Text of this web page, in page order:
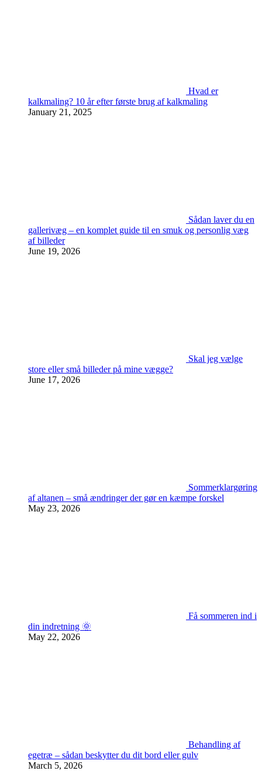
Hvad er
kalkmaling? 10 år efter første brug af kalkmaling
January 21, 2025
Sådan laver du en
gallerivæg – en komplet guide til en smuk og personlig væg
af billeder
June 19, 2026
Skal jeg vælge
store eller små billeder på mine vægge?
June 17, 2026
Sommerklargøring
af altanen – små ændringer der gør en kæmpe forskel
May 23, 2026
Få sommeren ind i
din indretning 🌞
May 22, 2026
Behandling af
egetræ – sådan beskytter du dit bord eller gulv
March 5, 2026